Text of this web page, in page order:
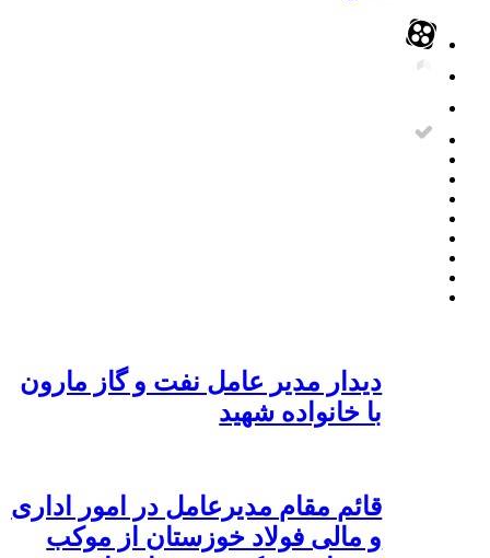
دیدار مدیر عامل نفت و گاز مارون
با خانواده شهید
قائم مقام مدیرعامل در امور اداری
و مالی فولاد خوزستان از موکب